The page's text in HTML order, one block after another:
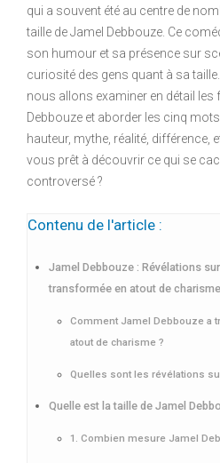
qui a souvent été au centre de
taille de Jamel Debbouze. Ce
son humour et sa présence sur
curiosité des gens quant à sa
nous allons examiner en détail les
Debbouze et aborder les cinq
hauteur, mythe, réalité, différence,
vous prêt à découvrir ce qui se
controversé ?
Contenu de l'article :
Jamel Debbouze : Révélations
transformée en atout de
Comment Jamel Debbouze a
atout de charisme ?
Quelles sont les révélations
Quelle est la taille de Jamel
1. Combien mesure Jamel